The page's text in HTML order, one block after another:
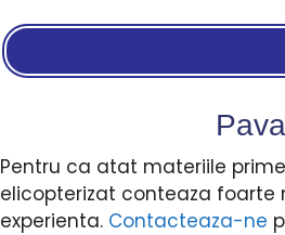
Pentru ca atat materiile
elicopterizat conteaza
experienta. Contacteaza-ne